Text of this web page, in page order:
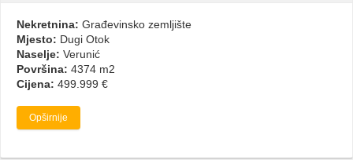
Nekretnina: Građevinsko zemljište
Mjesto: Dugi Otok
Naselje: Verunić
Površina: 4374 m2
Cijena: 499.999 €
Opširnije